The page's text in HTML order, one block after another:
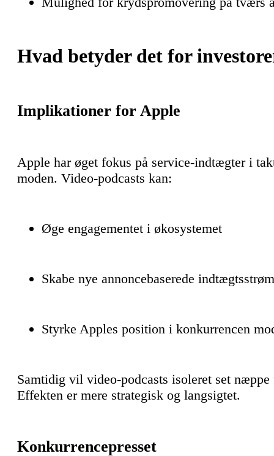
Hvad betyder det for
Implikationer for Apple
Apple har øget fokus på service-indtægter i
moden. Video-podcasts kan:
Øge engagementet i økosystemet
Skabe nye annoncebaserede
Styrke Apples position i konkurrencen
Samtidig vil video-podcasts isoleret set
Effekten er mere strategisk og langsigtet.
Konkurrencepresset